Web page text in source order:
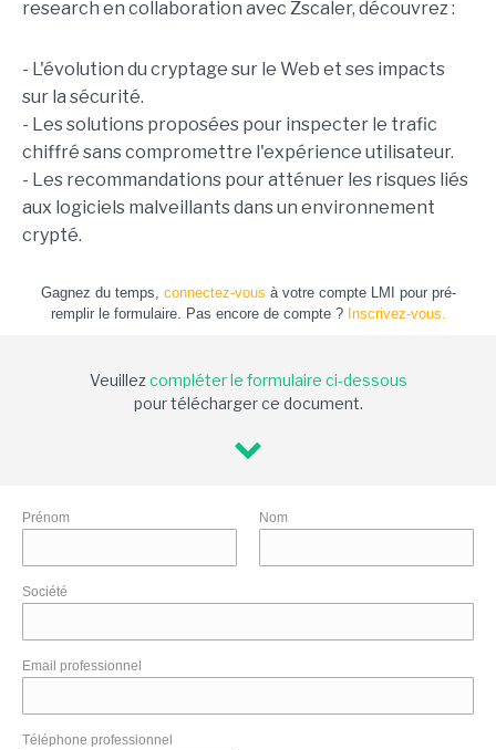
research en collaboration avec Zscaler, découvrez :
- L'évolution du cryptage sur le Web et ses impacts
sur la sécurité.
- Les solutions proposées pour inspecter le trafic
chiffré sans compromettre l'expérience utilisateur.
- Les recommandations pour atténuer les risques liés
aux logiciels malveillants dans un environnement
crypté.
Gagnez du temps, connectez-vous à votre compte LMI pour pré-
remplir le formulaire. Pas encore de compte ? Inscrivez-vous.
Veuillezcompléter le formulaire ci-dessous
pour télécharger ce document.
Prénom Nom
Société
Email professionnel
Téléphone professionnel